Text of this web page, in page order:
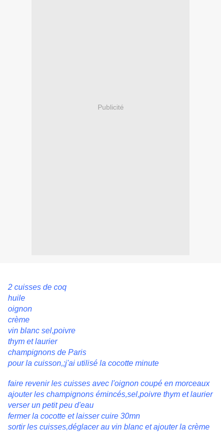
Publicité
2 cuisses de coq
huile
oignon
crème
vin blanc sel,poivre
thym et laurier
champignons de Paris
pour la cuisson,;j'ai utilisé la cocotte minute
faire revenir les cuisses avec l'oignon coupé en morceaux
ajouter les champignons émincés,sel,poivre thym et laurier
verser un petit peu d'eau
fermer la cocotte et laisser cuire 30mn
sortir les cuisses,déglacer au vin blanc et ajouter la crème